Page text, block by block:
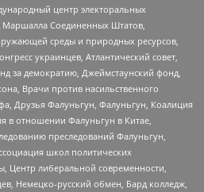
центр электоральных
Маршалла Соединенных Штатов,
среды и природных ресурсов,
украинцев, Атлантический совет,
за демократию, Джеймстаунский фонд,
Врачи против насильственного
Друзья Фалуньгун, Фалуньгун, Коалиция
в отношении Фалуньгун в Китае,
преследований Фалуньгун,
школ политических
Центр либеральной современности,
Немецко-русский обмен, Бард колледж,